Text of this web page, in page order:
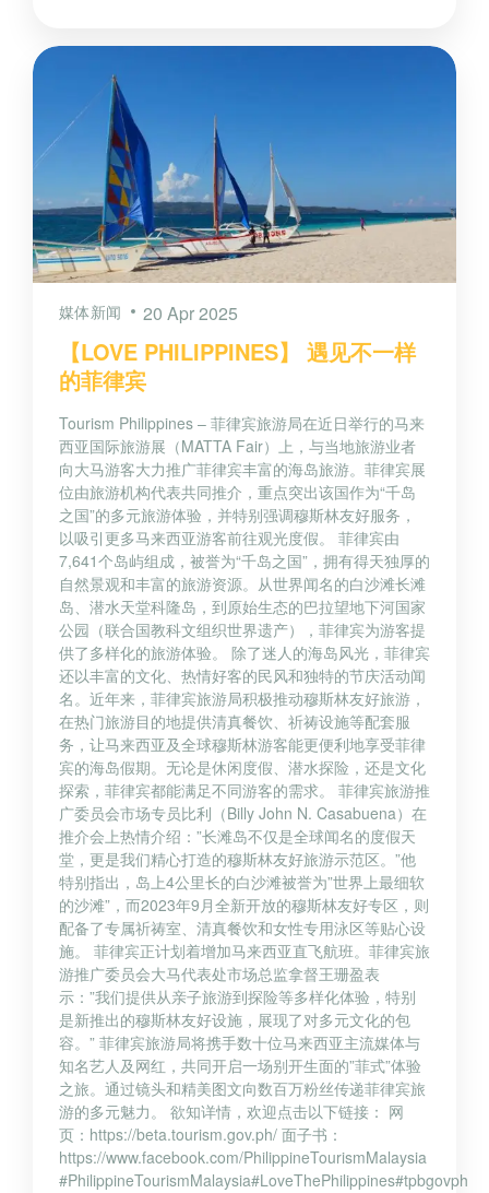
媒体新闻 20 Apr 2025
【LOVE PHILIPPINES】 遇见不一样
的菲律宾
Tourism Philippines – 菲律宾旅游局在近日举行的马来
西亚国际旅游展（MATTA Fair）上，与当地旅游业者
向大马游客大力推广菲律宾丰富的海岛旅游。菲律宾展
位由旅游机构代表共同推介，重点突出该国作为“千岛
之国”的多元旅游体验，并特别强调穆斯林友好服务，
以吸引更多马来西亚游客前往观光度假。 菲律宾由
7,641个岛屿组成，被誉为“千岛之国”，拥有得天独厚的
自然景观和丰富的旅游资源。从世界闻名的白沙滩长滩
岛、潜水天堂科隆岛，到原始生态的巴拉望地下河国家
公园（联合国教科文组织世界遗产），菲律宾为游客提
供了多样化的旅游体验。 除了迷人的海岛风光，菲律宾
还以丰富的文化、热情好客的民风和独特的节庆活动闻
名。近年来，菲律宾旅游局积极推动穆斯林友好旅游，
在热门旅游目的地提供清真餐饮、祈祷设施等配套服
务，让马来西亚及全球穆斯林游客能更便利地享受菲律
宾的海岛假期。无论是休闲度假、潜水探险，还是文化
探索，菲律宾都能满足不同游客的需求。 菲律宾旅游推
广委员会市场专员比利（Billy John N. Casabuena）在
推介会上热情介绍：”长滩岛不仅是全球闻名的度假天
堂，更是我们精心打造的穆斯林友好旅游示范区。”他
特别指出，岛上4公里长的白沙滩被誉为”世界上最细软
的沙滩”，而2023年9月全新开放的穆斯林友好专区，则
配备了专属祈祷室、清真餐饮和女性专用泳区等贴心设
施。 菲律宾正计划着增加马来西亚直飞航班。菲律宾旅
游推广委员会大马代表处市场总监拿督王珊盈表
示：”我们提供从亲子旅游到探险等多样化体验，特别
是新推出的穆斯林友好设施，展现了对多元文化的包
容。” 菲律宾旅游局将携手数十位马来西亚主流媒体与
知名艺人及网红，共同开启一场别开生面的”菲式”体验
之旅。通过镜头和精美图文向数百万粉丝传递菲律宾旅
游的多元魅力。 欲知详情，欢迎点击以下链接： 网
页：https://beta.tourism.gov.ph/ 面子书：
https://www.facebook.com/PhilippineTourismMalaysia
#PhilippineTourismMalaysia#LoveThePhilippines#tpbgovph